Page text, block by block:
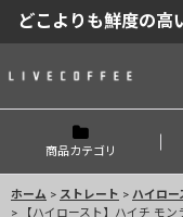
どこよりも鮮度の高
商品カテゴリ
ホーム > ストレート > ハイロー
>
【ハイロースト】ハイチ モ